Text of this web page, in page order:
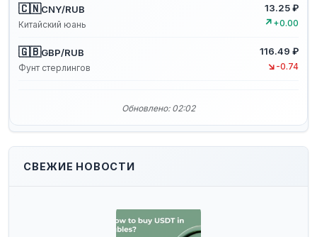
🇨🇳CNY/RUB
Китайский юань
13.25 ₽
↗ +0.00
🇬🇧GBP/RUB
Фунт стерлингов
116.49 ₽
↘ -0.74
Обновлено: 02:02
СВЕЖИЕ НОВОСТИ